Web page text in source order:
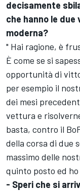
decisamente
che hanno le
moderna?
" Hai ragione, è
È come se si
opportunità di
per esempio il
dei mesi
vettura e
basta, contro il
della corsa di due
massimo delle
quinto posto ed
- Speri che si